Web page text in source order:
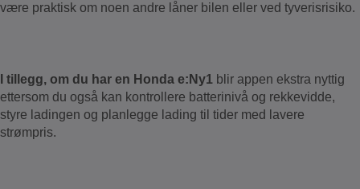
være praktisk om noen andre låner bilen eller ved tyverisrisiko.
I tillegg, om du har en Honda e:Ny1 blir appen ekstra nyttig
ettersom du også kan kontrollere batterinivå og rekkevidde,
styre ladingen og planlegge lading til tider med lavere
strømpris.